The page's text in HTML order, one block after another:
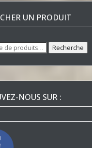
UN PRODUIT
Recherche
NOUS SUR :